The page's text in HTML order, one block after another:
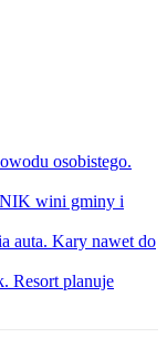
osobistego.
NIK wini gminy i
auta. Kary nawet do
Resort planuje